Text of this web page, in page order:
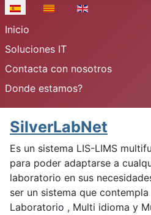
Seleccione su idioma
Inicio
Soluciones IT
Contacta con nosotros
Donde estamos?
SilverLabNet
Es un sistema LIS-LIMS
para poder adaptarse a
laboratorio en sus
ser un sistema que
Laboratorio , Multi idioma y